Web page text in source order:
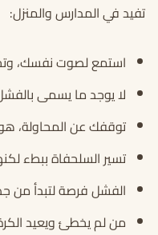
تفيد في المدارس والمنزل:
استمع لصوت نفسك،
لا يوجد ما يسمى
توقفك عن المحاولة،
تسير السلحفاة ببطء
الفشل فرصة لتبدأ من
من لم يخطئ ويعيد